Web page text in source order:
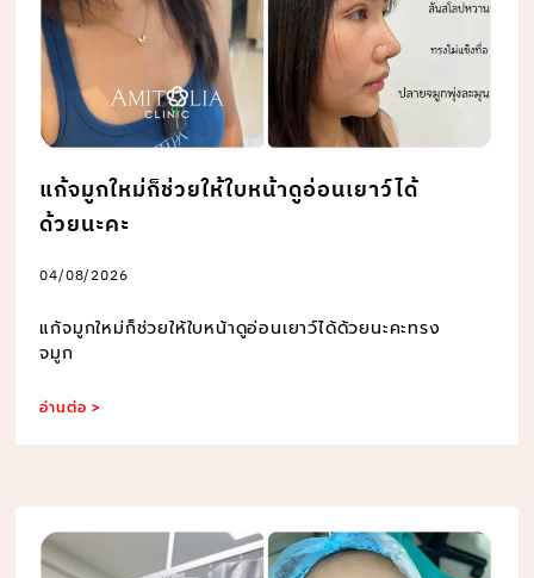
แก้จมูกใหม่ก็ช่วยให้ใบหน้าดูอ่อนเยาว์ได้
ด้วยนะคะ
04/08/2026
แก้จมูกใหม่ก็ช่วยให้ใบหน้าดูอ่อนเยาว์ได้ด้วยนะคะทรง
จมูก
อ่านต่อ >